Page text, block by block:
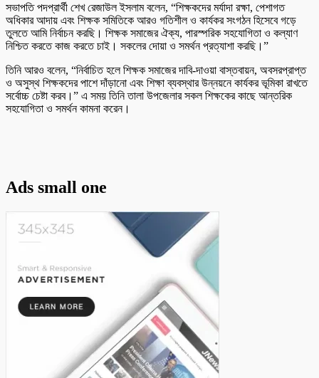
সভাপতি পদপ্রার্থী শেখ রেজাউল ইসলাম বলেন, “শিক্ষকদের মর্যাদা রক্ষা, পেশাগত
অধিকার আদায় এবং শিক্ষক সমিতিকে আরও গতিশীল ও কার্যকর সংগঠন হিসেবে গড়ে
তুলতে আমি নির্বাচন করছি। শিক্ষক সমাজের ঐক্য, পারস্পরিক সহযোগিতা ও কল্যাণ
নিশ্চিত করতে কাজ করতে চাই। সকলের দোয়া ও সমর্থন প্রত্যাশা করছি।”
তিনি আরও বলেন, “নির্বাচিত হলে শিক্ষক সমাজের দাবি-দাওয়া বাস্তবায়ন, অবসরপ্রাপ্ত
ও অসুস্থ শিক্ষকদের পাশে দাঁড়ানো এবং শিক্ষা ব্যবস্থার উন্নয়নে কার্যকর ভূমিকা রাখতে
সর্বোচ্চ চেষ্টা করব।” এ সময় তিনি তালা উপজেলার সকল শিক্ষকের কাছে আন্তরিক
সহযোগিতা ও সমর্থন কামনা করেন।
Ads small one